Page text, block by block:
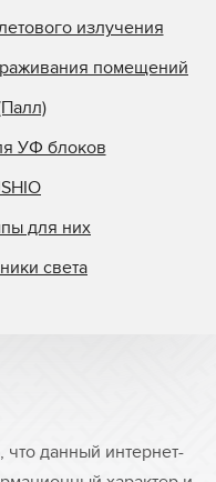
излучения
помещений
УФ блоков
для них
света
данный интернет-